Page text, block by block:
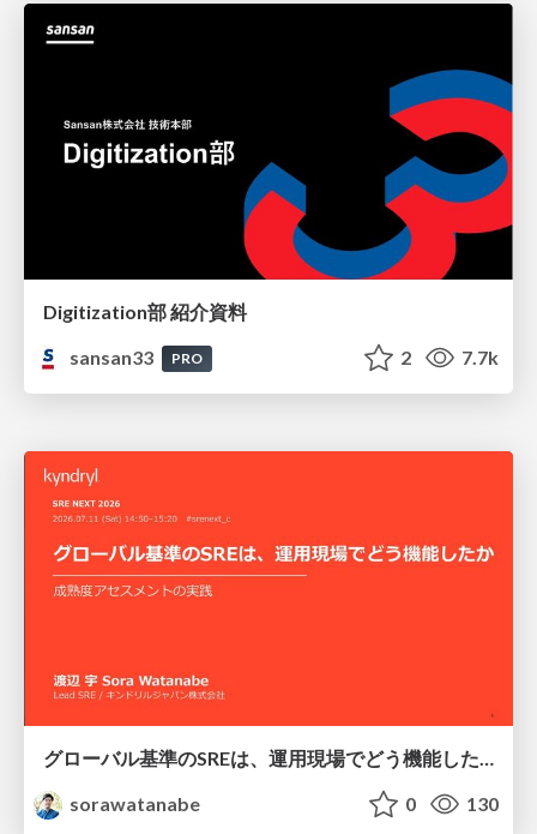
Digitization部 紹介資料
sansan33
PRO 2 7.7k
グローバル基準のSREは、運用現場でどう機能したか：成熟度アセスメントの実践 ／ SRE NEXT 2026
sorawatanabe
0 130